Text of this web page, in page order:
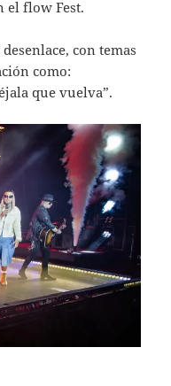
el flow Fest.
con temas
como:
que vuelva”.